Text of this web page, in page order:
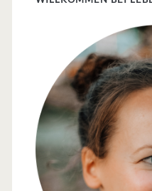
Sidebar